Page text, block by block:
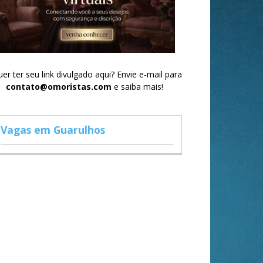
ter seu link divulgado aqui? Envie e-mail para
contato@omoristas.com e saiba mais!
Vagas em Guarulhos